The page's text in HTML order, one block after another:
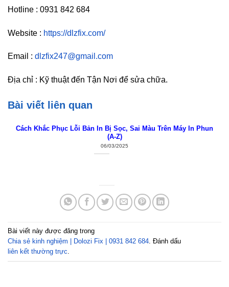
Hotline : 0931 842 684
Website : https://dlzfix.com/
Email : dlzfix247@gmail.com
Địa chỉ : Kỹ thuật đến Tận Nơi để sửa chữa.
Bài viết liên quan
Cách Khắc Phục Lỗi Bản In Bị Sọc, Sai Màu Trên Máy In Phun
(A-Z)
06/03/2025
Bài viết này được đăng trong
Chia sẻ kinh nghiệm | Dolozi Fix | 0931 842 684 . Đánh dấu
liên kết thường trực